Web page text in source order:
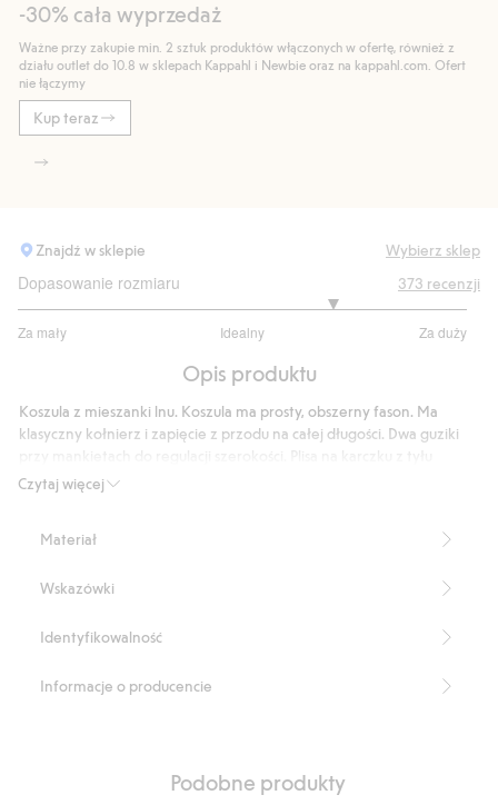
-30% cała wyprzedaż
Ważne przy zakupie min. 2 sztuk produktów włączonych w ofertę, również z
działu outlet do 10.8 w sklepach Kappahl i Newbie oraz na kappahl.com. Ofert
nie łączymy
Kup teraz
Znajdź w sklepie Wybierz sklep
Dopasowanie rozmiaru
Za mały Idealny Za duży
na
303
głosów
373 recenzji
Opis produktu
Czytaj więcej
Koszula z mieszanki lnu. Koszula ma prosty, obszerny fason. Ma
klasyczny kołnierz i zapięcie z przodu na całej długości. Dwa guziki
zapewniająca ładne ułożenie.
Numer artykułu
Materiał
Wskazówki
Identyfikowalność
Informacje o producencie
Podobne produkty